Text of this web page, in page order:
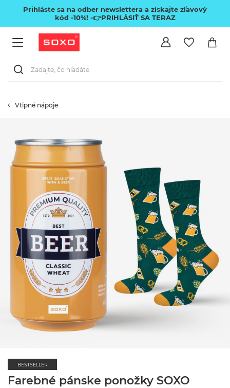
Prihláste sa na odber newslettera a získajte zľavový
kód -10%! -👉PRIHLÁSIŤ SA TERAZ
Vtipné nápoje
BESTSELLER
Farebné pánske ponožky SOXO